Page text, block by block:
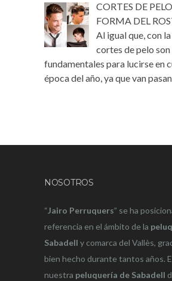
CORTES DE
FORMA DEL
Al igual que, con
cortes de pelo son
fundamentales para lucirse en
época del año, ya que van
NOSOTROS
“Jairo Perruquers” se ha
referencia en el ámbito de la
Sabadell y comarca del Vallès,
bien hecho durante tantos años.
nuestra peluquería de Sabadell